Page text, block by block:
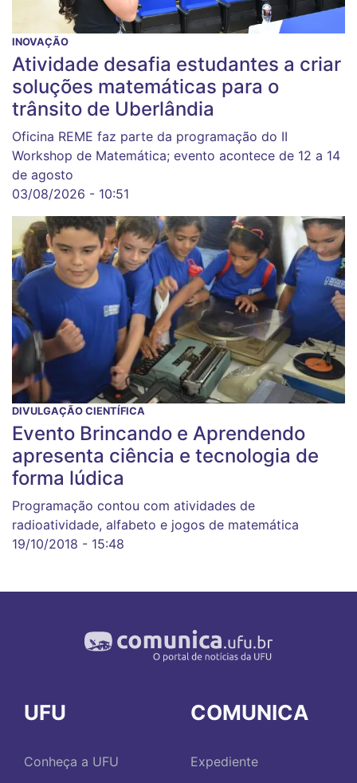
INOVAÇÃO
Atividade desafia estudantes a criar
soluções matemáticas para o
trânsito de Uberlândia
Oficina REME faz parte da programação do II
Workshop de Matemática; evento acontece de 12 a 14
de agosto
03/08/2026 - 10:51
DIVULGAÇÃO CIENTÍFICA
Evento Brincando e Aprendendo
apresenta ciência e tecnologia de
forma lúdica
Programação contou com atividades de
radioatividade, alfabeto e jogos de matemática
19/10/2018 - 15:48
UFU
Conheça a UFU
COMUNICA
Expediente